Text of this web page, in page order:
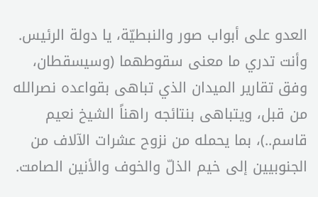
العدو على أبواب صور والنبطيّة، يا دولة الرئيس.
وأنت تدري ما معنى سقوطهما (وسيسقطان،
وفق تقارير الميدان الذي تباهى بقواعده نصرالله
من قبل، ويتباهى بنتائجه راهناً الشيخ نعيم
قاسم..)، بما يحمله من نزوح عشرات الآلاف من
الجنوبيين إلى خيم الذلّ والخوف والأنين الصامت.